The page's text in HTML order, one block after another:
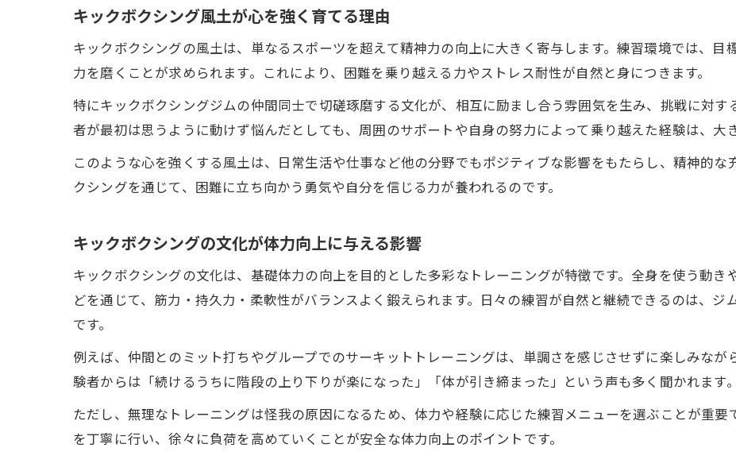
安全を守るためのキックボクシングの独自ルール解説
キックボクシングを楽しむためのルール遵守のポイント
違反行為を防ぐキックボクシングの文化的工夫
練習環境がもたらす心と体の成長実感
キックボクシング練習環境が心身を成長させる理由
キックボクシングで身につく自己管理力と体力強化
フィットネス効果を高めるキックボクシングの工夫
キックボクシング安全練習のための基礎知識
キックボクシング風土が怪我予防に与える役割
禁止技やルール理解が練習を変える理由
キックボクシング風土が心を強く育てる理由
キックボクシングの風土は、単なるスポーツを超えて精神力の向上に大きく寄与します。練習環境では、目
力を磨くことが求められます。これにより、困難を乗り越える力やストレス耐性が自然と身につきます。
特にキックボクシングジムの仲間同士で切磋琢磨する文化が、相互に励まし合う雰囲気を生み、挑戦に対
者が最初は思うように動けず悩んだとしても、周囲のサポートや自身の努力によって乗り越えた経験は、大
このような心を強くする風土は、日常生活や仕事など他の分野でもポジティブな影響をもたらし、精神的
クシングを通じて、困難に立ち向かう勇気や自分を信じる力が養われるのです。
キックボクシングの文化が体力向上に与える影響
キックボクシングの文化は、基礎体力の向上を目的とした多彩なトレーニングが特徴です。全身を使う動
どを通じて、筋力・持久力・柔軟性がバランスよく鍛えられます。日々の練習が自然と継続できるのは、ジ
です。
例えば、仲間とのミット打ちやグループでのサーキットトレーニングは、単調さを感じさせずに楽しみなが
験者からは「続けるうちに階段の上り下りが楽になった」「体が引き締まった」という声も多く聞かれます。
ただし、無理なトレーニングは怪我の原因になるため、体力や経験に応じた練習メニューを選ぶことが重要
を丁寧に行い、徐々に負荷を高めていくことが安全な体力向上のポイントです。